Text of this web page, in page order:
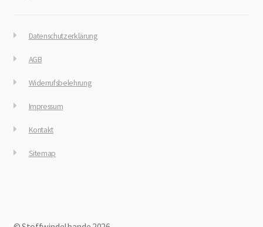
Datenschutzerklärung
AGB
Widerrufsbelehrung
Impressum
Kontakt
Sitemap